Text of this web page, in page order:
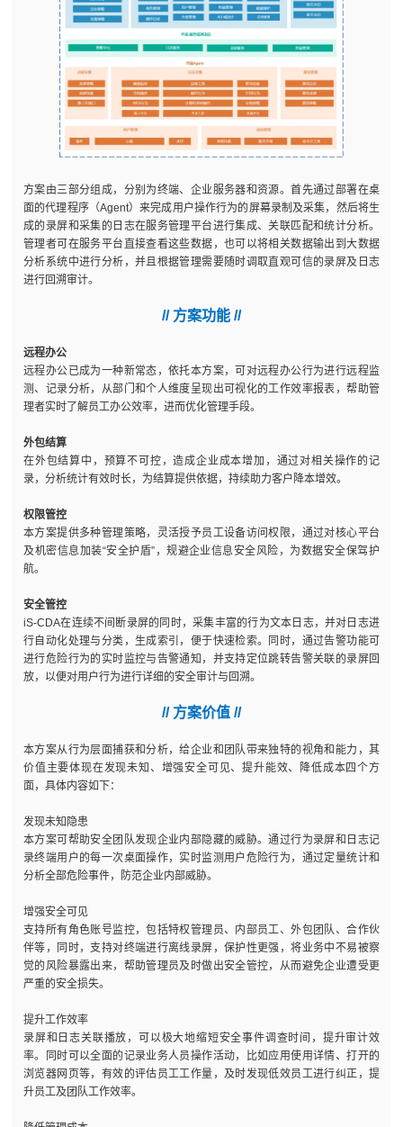
方案由三部分组成，分别为终端、企业服务器和资源。首先通过部署在桌
面的代理程序（Agent）来完成用户操作行为的屏幕录制及采集，然后将生
成的录屏和采集的日志在服务管理平台进行集成、关联匹配和统计分析。
管理者可在服务平台直接查看这些数据，也可以将相关数据输出到大数据
分析系统中进行分析，并且根据管理需要随时调取直观可信的录屏及日志
进行回溯审计。
// 方案功能 //
远程办公
远程办公已成为一种新常态，依托本方案，可对远程办公行为进行远程监
测、记录分析，从部门和个人维度呈现出可视化的工作效率报表，帮助管
理者实时了解员工办公效率，进而优化管理手段。
外包结算
在外包结算中，预算不可控，造成企业成本增加，通过对相关操作的记
录，分析统计有效时长，为结算提供依据，持续助力客户降本增效。
权限管控
本方案提供多种管理策略，灵活授予员工设备访问权限，通过对核心平台
及机密信息加装“安全护盾”，规避企业信息安全风险，为数据安全保驾护
航。
安全管控
iS-CDA在连续不间断录屏的同时，采集丰富的行为文本日志，并对日志进
行自动化处理与分类，生成索引，便于快速检索。同时，通过告警功能可
进行危险行为的实时监控与告警通知，并支持定位跳转告警关联的录屏回
放，以便对用户行为进行详细的安全审计与回溯。
// 方案价值 //
本方案从行为层面捕获和分析，给企业和团队带来独特的视角和能力，其
价值主要体现在发现未知、增强安全可见、提升能效、降低成本四个方
面，具体内容如下：
发现未知隐患
本方案可帮助安全团队发现企业内部隐藏的威胁。通过行为录屏和日志记
录终端用户的每一次桌面操作，实时监测用户危险行为，通过定量统计和
分析全部危险事件，防范企业内部威胁。
增强安全可见
支持所有角色账号监控，包括特权管理员、内部员工、外包团队、合作伙
伴等，同时，支持对终端进行离线录屏，保护性更强，将业务中不易被察
觉的风险暴露出来，帮助管理员及时做出安全管控，从而避免企业遭受更
严重的安全损失。
提升工作效率
录屏和日志关联播放，可以极大地缩短安全事件调查时间，提升审计效
率。同时可以全面的记录业务人员操作活动，比如应用使用详情、打开的
浏览器网页等，有效的评估员工工作量，及时发现低效员工进行纠正，提
升员工及团队工作效率。